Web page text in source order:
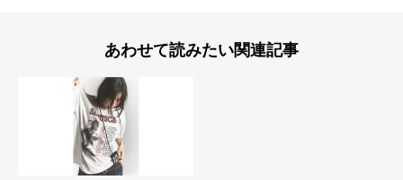
あわせて読みたい関連記事